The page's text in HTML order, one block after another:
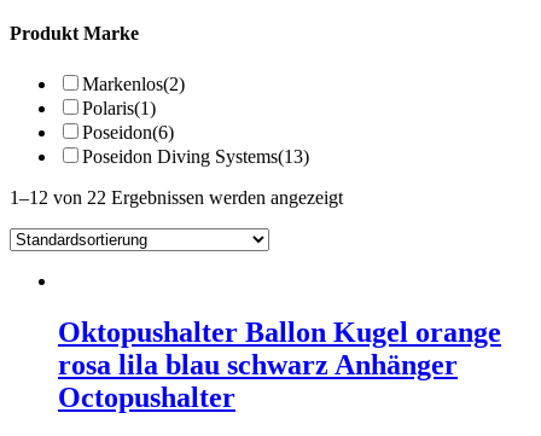
Produkt Marke
Markenlos(2)
Polaris(1)
Poseidon(6)
Poseidon Diving Systems(13)
1–12 von 22 Ergebnissen werden angezeigt
Oktopushalter Ballon Kugel orange
rosa lila blau schwarz Anhänger
Octopushalter